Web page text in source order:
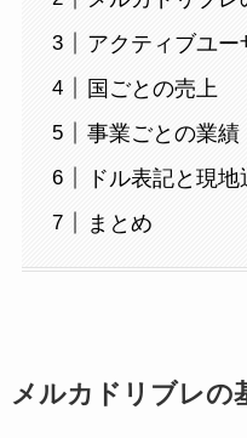
アクティブユ
国ごとの売上
事業ごとの業績
ドル表記と現
まとめ
メルカドリブレの